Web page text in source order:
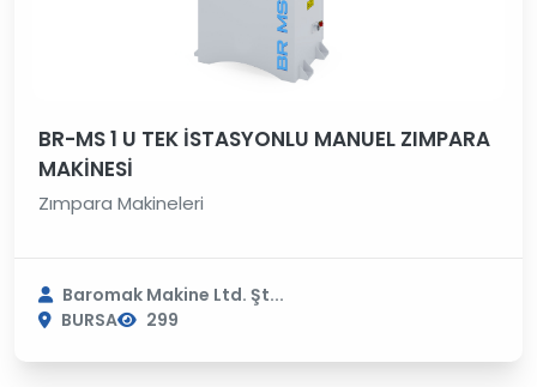
BR-MS 1 U TEK İSTASYONLU MANUEL ZIMPARA
MAKİNESİ
Zımpara Makineleri
Baromak Makine Ltd. Şt...
BURSA
299